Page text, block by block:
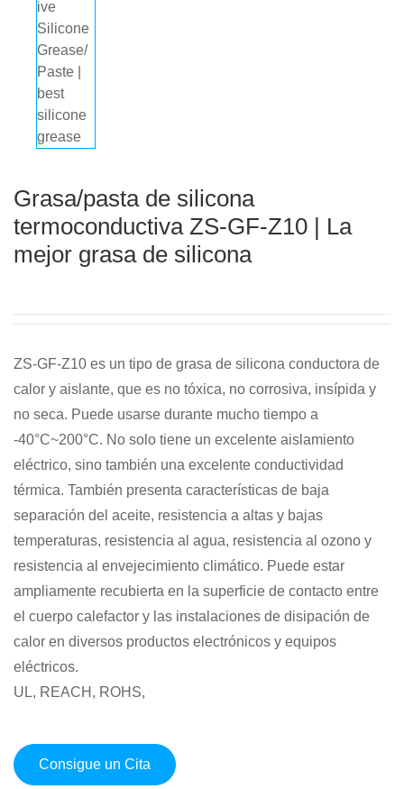
Grasa/pasta de silicona
termoconductiva ZS-GF-Z10 | La
mejor grasa de silicona
ZS-GF-Z10 es un tipo de grasa de silicona conductora de
calor y aislante, que es no tóxica, no corrosiva, insípida y
no seca. Puede usarse durante mucho tiempo a
-40°C~200°C. No solo tiene un excelente aislamiento
eléctrico, sino también una excelente conductividad
térmica. También presenta características de baja
separación del aceite, resistencia a altas y bajas
temperaturas, resistencia al agua, resistencia al ozono y
resistencia al envejecimiento climático. Puede estar
ampliamente recubierta en la superficie de contacto entre
el cuerpo calefactor y las instalaciones de disipación de
calor en diversos productos electrónicos y equipos
eléctricos.
UL, REACH, ROHS,
Consigue un Cita